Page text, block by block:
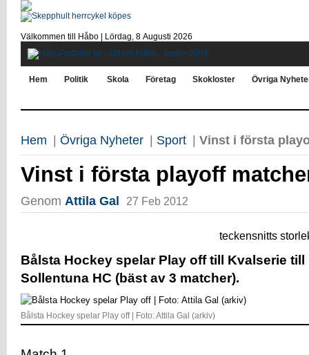
Välkommen till Håbo | Lördag, 8 Αugusti 2026
Hem Politik Skola Företag Skokloster Övriga
Hem Övriga Nyheter Sport Vinst i första
Vinst i första playoff
Genom Attila Gal 27 Feb 2012
teckensnitts
Bålsta Hockey spelar Play off till Kvalserie till
Sollentuna HC (bäst av 3 matcher).
Bålsta Hockey spelar Play off | Foto: Attila Gal (arkiv)